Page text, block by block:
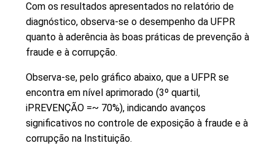
Com os resultados apresentados no relatório de
diagnóstico, observa-se o desempenho da UFPR
quanto à aderência às boas práticas de prevenção à
fraude e à corrupção.
Observa-se, pelo gráfico abaixo, que a UFPR se
encontra em nível aprimorado (3º quartil,
iPREVENÇÃO =~ 70%), indicando avanços
significativos no controle de exposição à fraude e à
corrupção na Instituição.